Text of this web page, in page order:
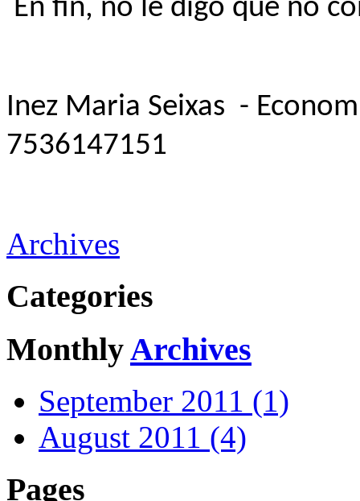
En fin, no le digo que no
Inez Maria Seixas -
7536147151
Archives
Categories
MonthlyArchives
September 2011 (1)
August 2011 (4)
Pages